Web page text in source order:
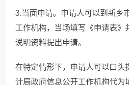
3.当面申请。申请人可以到新乡
工作机构，当场填写《申请表》
说明资料提出申请。
在特定情形下，申请人可以口头
计局政府信息公开工作机构代为